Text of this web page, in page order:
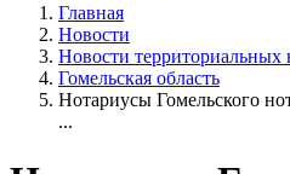
Главная
Новости
Новости территориальных
Гомельская область
Нотариусы Гомельского
...